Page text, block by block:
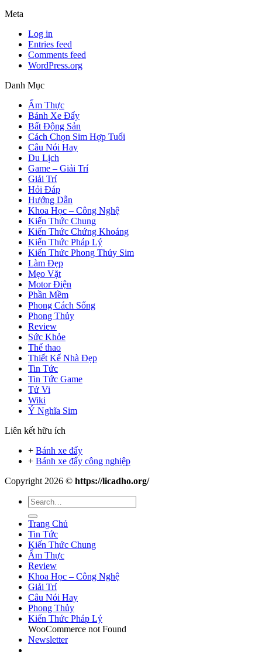
Meta
Log in
Entries feed
Comments feed
WordPress.org
Danh Mục
Ẩm Thực
Bánh Xe Đẩy
Bất Động Sản
Cách Chọn Sim Hợp Tuổi
Câu Nói Hay
Du Lịch
Game – Giải Trí
Giải Trí
Hỏi Đáp
Hướng Dẫn
Khoa Học – Công Nghệ
Kiến Thức Chung
Kiến Thức Chứng Khoáng
Kiến Thức Pháp Lý
Kiến Thức Phong Thủy Sim
Làm Đẹp
Mẹo Vặt
Motor Điện
Phần Mềm
Phong Cách Sống
Phong Thủy
Review
Sức Khỏe
Thể thao
Thiết Kế Nhà Đẹp
Tin Tức
Tin Tức Game
Tử Vi
Wiki
Ý Nghĩa Sim
Liên kết hữu ích
+ Bánh xe đẩy
+ Bánh xe đẩy công nghiệp
Copyright 2026 © https://licadho.org/
Trang Chủ
Tin Tức
Kiến Thức Chung
Ẩm Thực
Review
Khoa Học – Công Nghệ
Giải Trí
Câu Nói Hay
Phong Thủy
Kiến Thức Pháp Lý
WooCommerce not Found
Newsletter